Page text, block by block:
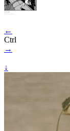
←
Ctrl
→
↓